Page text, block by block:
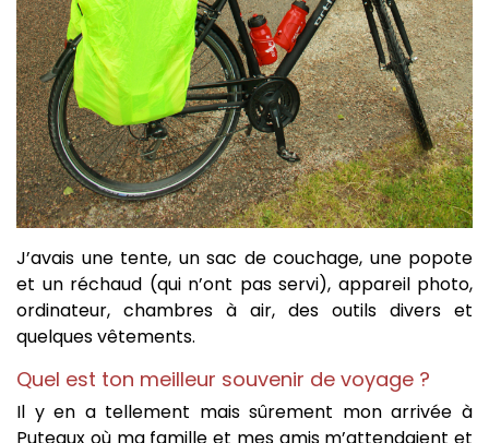
J’avais une tente, un sac de couchage, une popote
et un réchaud (qui n’ont pas servi), appareil photo,
ordinateur, chambres à air, des outils divers et
quelques vêtements.
Quel est ton meilleur souvenir de voyage ?
Il y en a tellement mais sûrement mon arrivée à